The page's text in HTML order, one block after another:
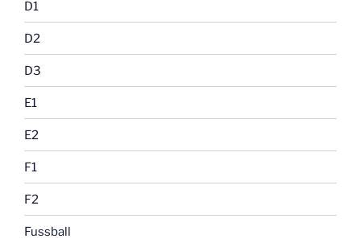
D1
D2
D3
E1
E2
F1
F2
Fussball